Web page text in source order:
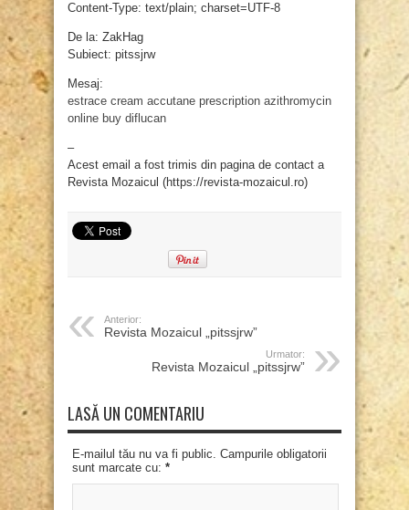
Content-Type: text/plain; charset=UTF-8
De la: ZakHag
Subiect: pitssjrw
Mesaj:
estrace cream accutane prescription azithromycin
online buy diflucan
–
Acest email a fost trimis din pagina de contact a
Revista Mozaicul (https://revista-mozaicul.ro)
Anterior:
Revista Mozaicul „pitssjrw”
Urmator:
Revista Mozaicul „pitssjrw”
LASĂ UN COMENTARIU
E-mailul tău nu va fi public. Campurile obligatorii
sunt marcate cu: *